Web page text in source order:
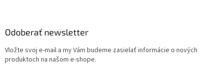
Odoberať newsletter
Vložte svoj e-mail a my Vám budeme zasielať informácie o nových
produktoch na našom e-shope.